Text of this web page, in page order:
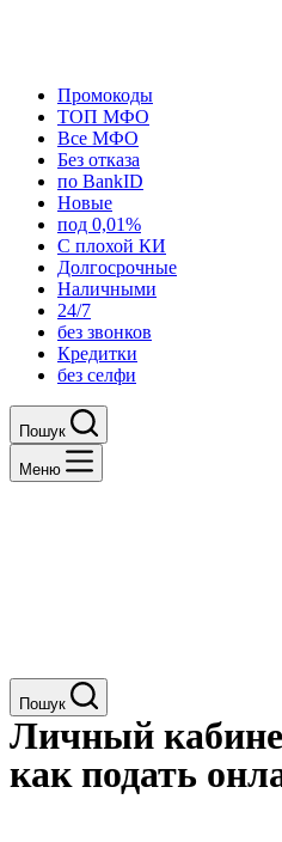
Промокоды
ТОП МФО
Все МФО
Без отказа
по BankID
Новые
под 0,01%
С плохой КИ
Долгосрочные
Наличными
24/7
без звонков
Кредитки
без селфи
Пошук
Меню
Пошук
Личный
как подать